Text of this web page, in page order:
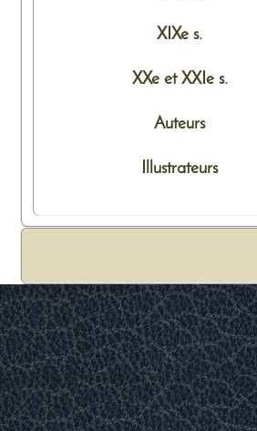
XIXe s.
XXe et XXIe s.
Auteurs
Illustrateurs